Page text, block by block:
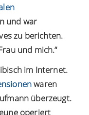
und war
zu berichten.
und mich.“
im Internet.
waren
überzeugt.
operiert